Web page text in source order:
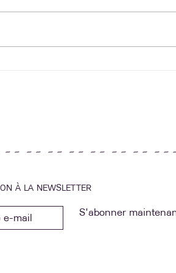
~ ~ ~ ~ ~ ~ ~ ~ ~ ~ ~ ~ ~ ~
À LA NEWSLETTER
S'abonner